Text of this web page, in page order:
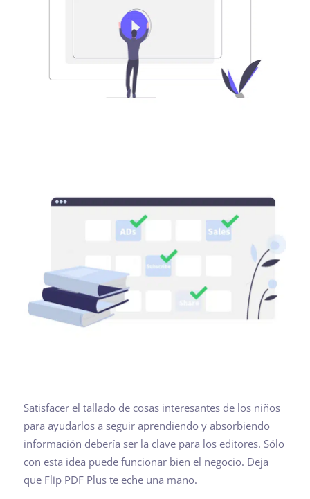
Satisfacer el tallado de cosas interesantes de los niños
para ayudarlos a seguir aprendiendo y absorbiendo
información debería ser la clave para los editores. Sólo
con esta idea puede funcionar bien el negocio. Deja
que Flip PDF Plus te eche una mano.